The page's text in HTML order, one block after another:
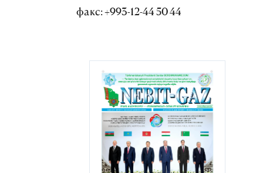
факс: +993-12-44 50 44